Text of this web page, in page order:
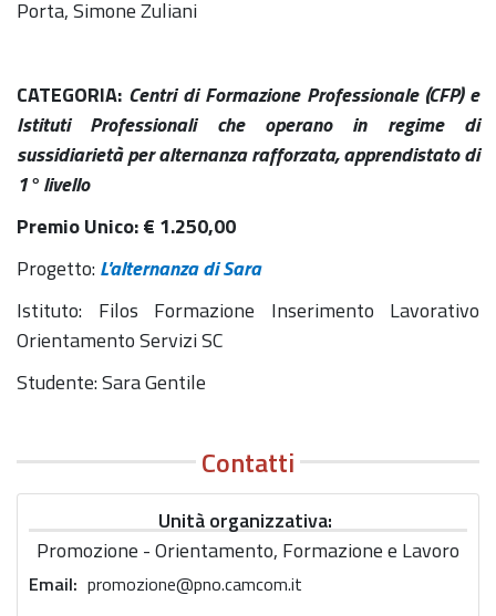
Porta, Simone Zuliani
CATEGORIA: Centri di Formazione Professionale (CFP) e
Istituti Professionali che operano in regime di
sussidiarietà per alternanza rafforzata, apprendistato di
1° livello
Premio Unico:€ 1.250,00
Progetto:L'alternanza di Sara
Istituto: Filos Formazione Inserimento Lavorativo
Orientamento Servizi SC
Studente: Sara Gentile
Contatti
Unità organizzativa
Promozione - Orientamento, Formazione e Lavoro
Email promozione@pno.camcom.it